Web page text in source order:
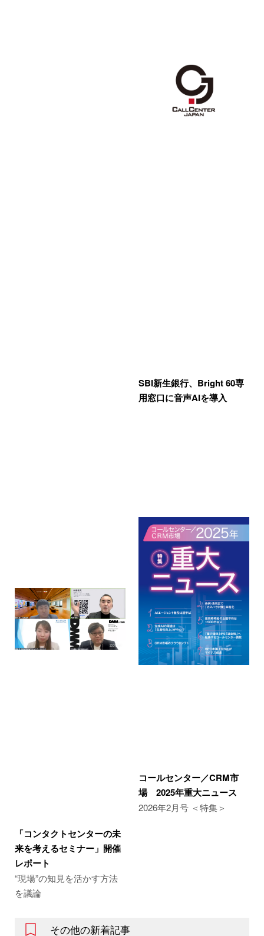
SBI新生銀行、Bright 60専
用窓口に音声AIを導入
「コンタクトセンターの未
来を考えるセミナー」開催
レポート
“現場”の知見を活かす方法
を議論
コールセンター／CRM市
場 2025年重大ニュース
2026年2月号 ＜特集＞
その他の新着記事